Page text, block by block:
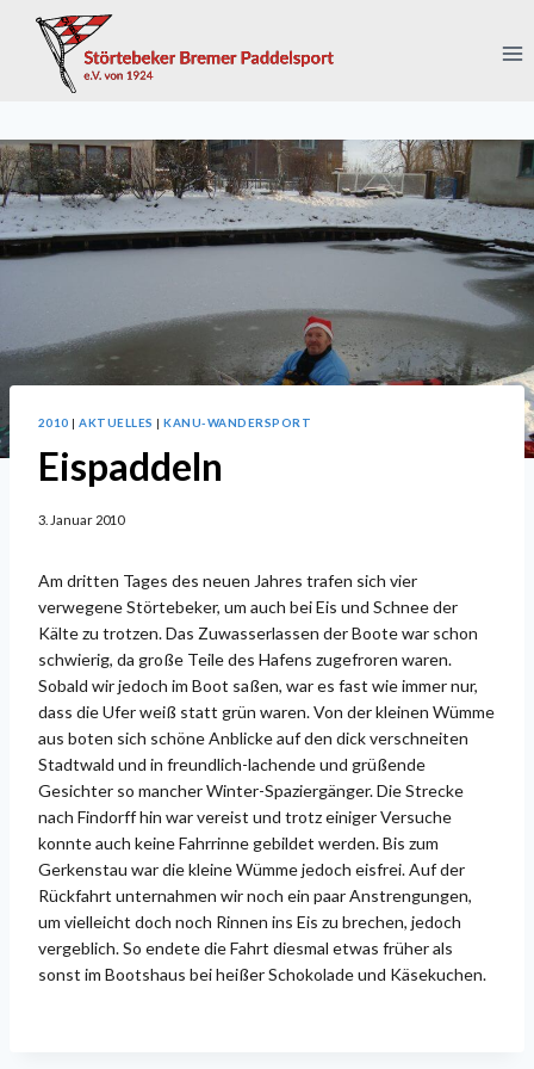
Inhalt
springen
2010 |AKTUELLES |KANU-WANDERSPORT
Eispaddeln
3. Januar 2010
Am dritten Tages des neuen Jahres trafen sich vier
verwegene Störtebeker, um auch bei Eis und Schnee der
Kälte zu trotzen. Das Zuwasserlassen der Boote war schon
schwierig, da große Teile des Hafens zugefroren waren.
Sobald wir jedoch im Boot saßen, war es fast wie immer nur,
dass die Ufer weiß statt grün waren. Von der kleinen Wümme
aus boten sich schöne Anblicke auf den dick verschneiten
Stadtwald und in freundlich-lachende und grüßende
Gesichter so mancher Winter-Spaziergänger. Die Strecke
nach Findorff hin war vereist und trotz einiger Versuche
konnte auch keine Fahrrinne gebildet werden. Bis zum
Gerkenstau war die kleine Wümme jedoch eisfrei. Auf der
Rückfahrt unternahmen wir noch ein paar Anstrengungen,
um vielleicht doch noch Rinnen ins Eis zu brechen, jedoch
vergeblich. So endete die Fahrt diesmal etwas früher als
sonst im Bootshaus bei heißer Schokolade und Käsekuchen.